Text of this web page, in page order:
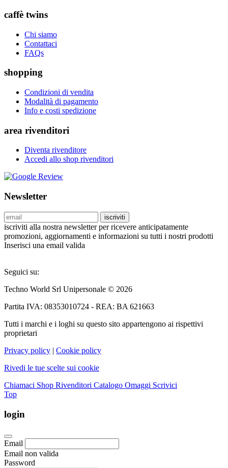
caffè twins
Chi siamo
Contattaci
FAQs
shopping
Condizioni di vendita
Modalità di pagamento
Info e costi spedizione
area rivenditori
Diventa rivenditore
Accedi allo shop rivenditori
Newsletter
iscriviti
iscriviti alla nostra newsletter per ricevere anticipatamente
promozioni, aggiornamenti e informazioni su tutti i nostri prodotti
Inserisci una email valida
Seguici su:
Techno World Srl Unipersonale © 2026
Partita IVA: 08353010724 - REA: BA 621663
Tutti i marchi e i loghi su questo sito appartengono ai rispettivi
proprietari
Privacy policy | Cookie policy
Rivedi le tue scelte sui cookie
Chiamaci Shop Rivenditori Catalogo Omaggi Scrivici
Top
login
Email
Email non valida
Password